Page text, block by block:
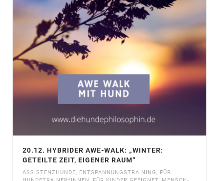
20.12. HYBRIDER AWE-WALK: „WINTER:
GETEILTE ZEIT, EIGENER RAUM“
ASSISTENZHUNDE ENTSPANNUNGSTRAINING
FÜR